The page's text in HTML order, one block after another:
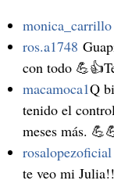
monica_carrillo
ros.a1748
con todo
macamoca1Q
tenido el
meses más.
rosalopezoficial
te veo mi